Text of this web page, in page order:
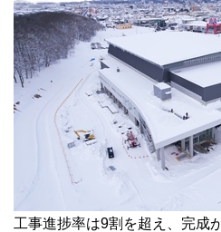
工事進捗率は9割を超え、完成